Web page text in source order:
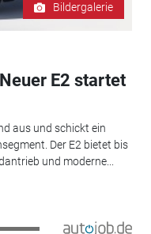
Bildergalerie
E2 startet
aus und schickt ein
Der E2 bietet bis
und moderne...